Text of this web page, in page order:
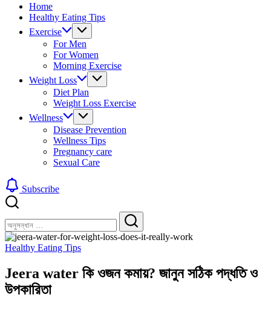
Home
Healthy Eating Tips
Exercise
For Men
For Women
Morning Exercise
Weight Loss
Diet Plan
Weight Loss Exercise
Wellness
Disease Prevention
Wellness Tips
Pregnancy care
Sexual Care
Subscribe
করুন
খুঁজুন
খুঁজুন
Healthy Eating Tips
Jeera water কি ওজন কমায়? জানুন সঠিক পদ্ধতি ও
উপকারিতা